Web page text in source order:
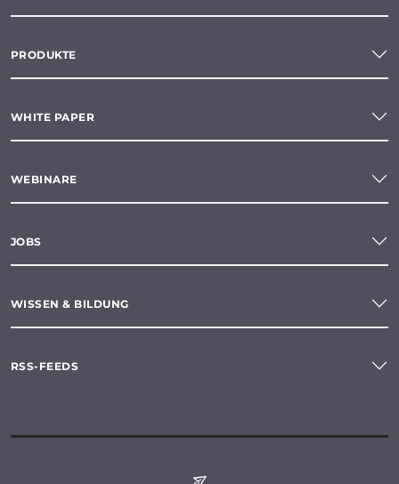
PRODUKTE
WHITE PAPER
WEBINARE
JOBS
WISSEN & BILDUNG
RSS-FEEDS